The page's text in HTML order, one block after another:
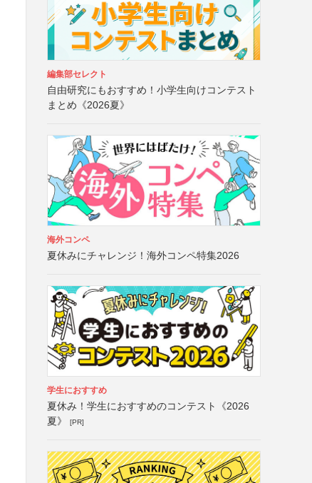
編集部セレクト
自由研究にもおすすめ！小学生向けコンテスト
まとめ《2026夏》
海外コンペ
夏休みにチャレンジ！海外コンペ特集2026
学生におすすめ
夏休み！学生におすすめのコンテスト《2026
夏》
[PR]